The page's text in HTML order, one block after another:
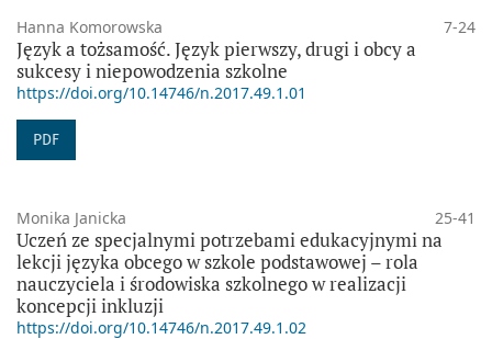
Hanna Komorowska 7-24
Język a tożsamość. Język pierwszy, drugi i obcy a
sukcesy i niepowodzenia szkolne
https://doi.org/10.14746/n.2017.49.1.01
PDF
Monika Janicka 25-41
Uczeń ze specjalnymi potrzebami edukacyjnymi na
lekcji języka obcego w szkole podstawowej – rola
nauczyciela i środowiska szkolnego w realizacji
koncepcji inkluzji
https://doi.org/10.14746/n.2017.49.1.02